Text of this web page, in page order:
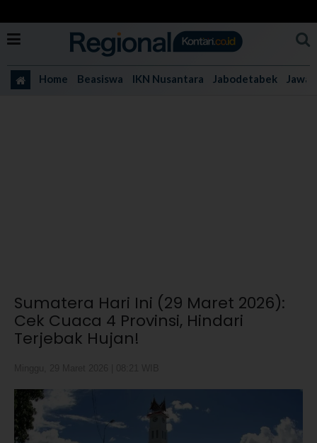
Home Beasiswa IKN Nusantara Jabodetabek Jawa
Sumatera Hari Ini (29 Maret 2026):
Cek Cuaca 4 Provinsi, Hindari
Terjebak Hujan!